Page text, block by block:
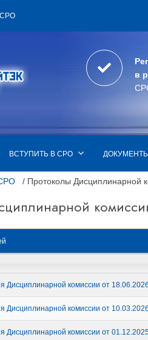
в
ВСТУПИТЬ В СРО
/ Протоколы Дисциплинарной
Дисциплинарной комиссии от 18.06.2026
Дисциплинарной комиссии от 10.03.2026
Дисциплинарной комиссии от